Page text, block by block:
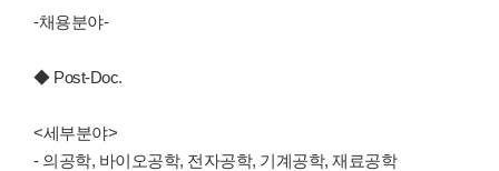
-채용분야-
◆ Post-Doc.
<세부분야>
- 의공학, 바이오공학, 전자공학, 기계공학, 재료공학